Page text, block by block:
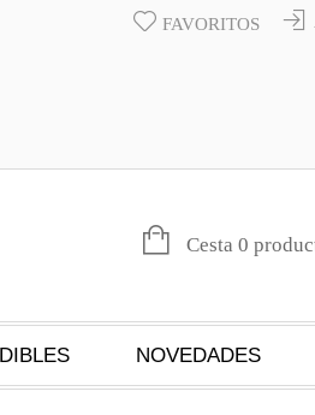
FAVORITOS
Cesta 0
NOVEDADES